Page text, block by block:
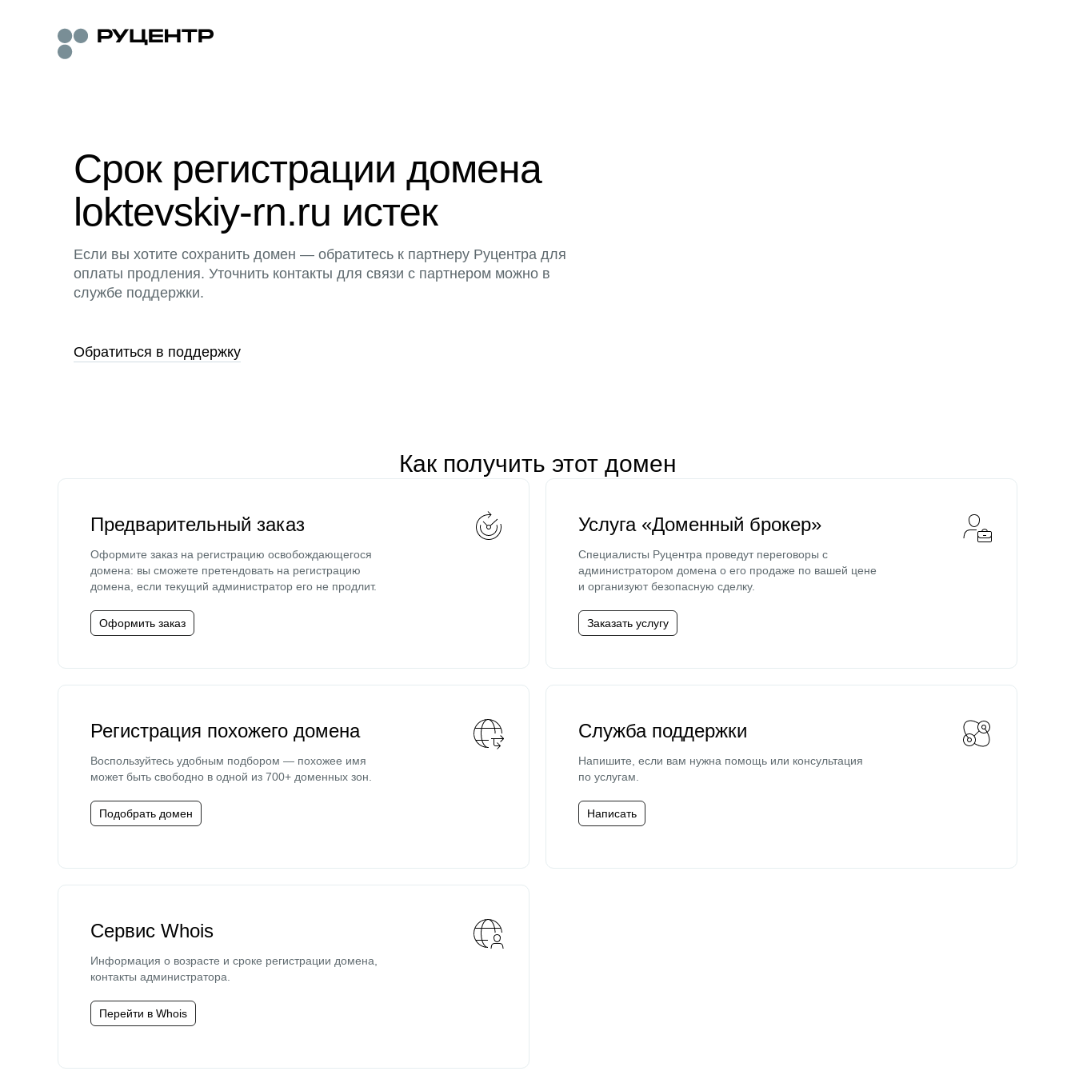
Срок регистрации домена
loktevskiy-rn.ru истек
Если вы хотите сохранить домен — обратитесь к партнеру Руцентра для
оплаты продления. Уточнить контакты для связи с партнером можно в
службе поддержки.
Обратиться в поддержку
Как получить этот домен
Предварительный заказ
Оформите заказ на регистрацию освобождающегося
домена: вы сможете претендовать на регистрацию
домена, если текущий администратор его не продлит.
Оформить заказ
Услуга «Доменный брокер»
Специалисты Руцентра проведут переговоры с
администратором домена о его продаже по вашей цене
и организуют безопасную сделку.
Заказать услугу
Регистрация похожего домена
Воспользуйтесь удобным подбором — похожее имя
может быть свободно в одной из 700+ доменных зон.
Подобрать домен
Служба поддержки
Напишите, если вам нужна помощь или консультация
по услугам.
Написать
Сервис Whois
Информация о возрасте и сроке регистрации домена,
контакты администратора.
Перейти в Whois